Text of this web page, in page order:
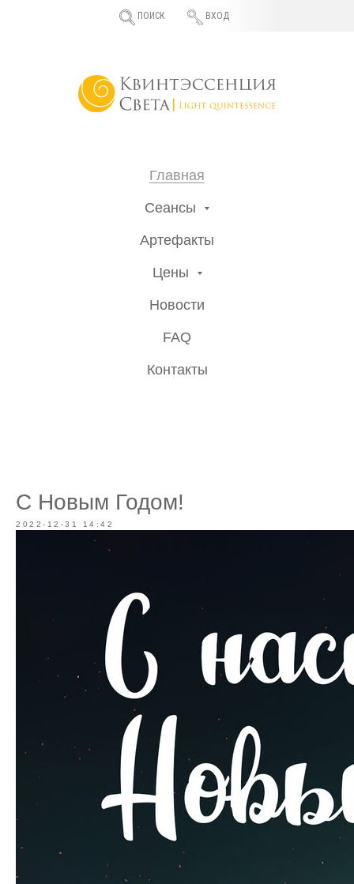
ПОИСК ВХОД
Главная
Сеансы
Артефакты
Цены
Новости
FAQ
Контакты
С Новым Годом!
2022-12-31 14:42